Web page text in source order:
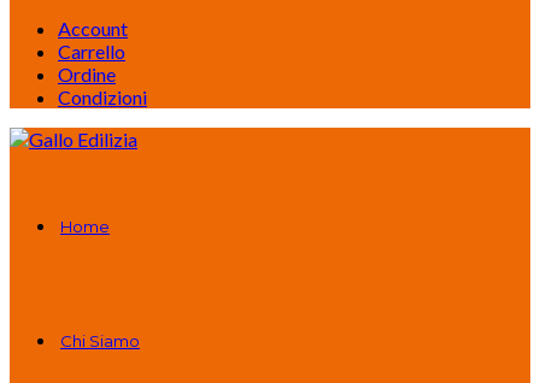
Account
Carrello
Ordine
Condizioni
Home
Chi Siamo